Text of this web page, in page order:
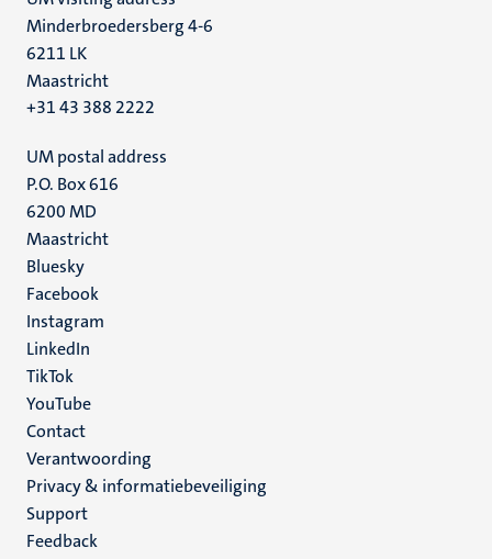
Minderbroedersberg 4-6
6211 LK
Maastricht
+31 43 388 2222
UM postal address
P.O. Box 616
6200 MD
Maastricht
Social
media
Bluesky
Facebook
Instagram
LinkedIn
TikTok
YouTube
Menu
footer
(NL)
Contact
Verantwoording
Privacy & informatiebeveiliging
Support
Feedback